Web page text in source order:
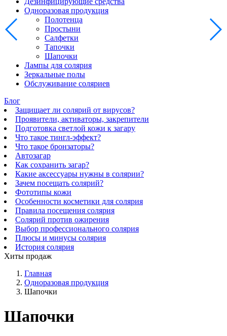
Одноразовая продукция
Полотенца
Простыни
Салфетки
Тапочки
Шапочки
Лампы для солярия
Зеркальные полы
Обслуживание соляриев
Блог
Защищает ли солярий от вирусов?
Проявители, активаторы, закрепители
Подготовка светлой кожи к загару
Что такое тингл-эффект?
Что такое бронзаторы?
Автозагар
Как сохранить загар?
Какие аксессуары нужны в солярии?
Зачем посещать солярий?
Фототипы кожи
Особенности косметики для солярия
Правила посещения солярия
Солярий против ожирения
Выбор профессионального солярия
Плюсы и минусы солярия
История солярия
Хиты продаж
Главная
Одноразовая продукция
Шапочки
Шапочки